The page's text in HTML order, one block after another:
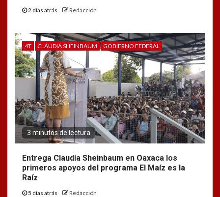
2 días atrás Redacción
4T CLAUDIA SHEINBAUM GOBIERNO FEDERAL
3 minutos de lectura
Entrega Claudia Sheinbaum en Oaxaca los
primeros apoyos del programa El Maíz es la
Raíz
5 días atrás Redacción